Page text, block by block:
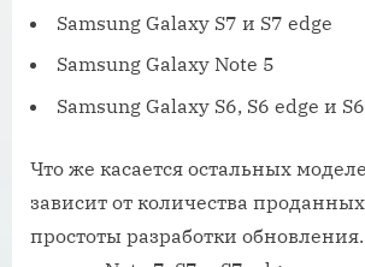
Samsung Galaxy S7 и S7 edge
Samsung Galaxy Note 5
Samsung Galaxy S6, S6 edge и
Что же касается остальных
зависит от количества
простоты разработки